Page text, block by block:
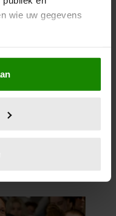
wie uw gegevens
uw geografische
nauwkeurig kan zijn
(fingerprinting)
het
en advertenties te